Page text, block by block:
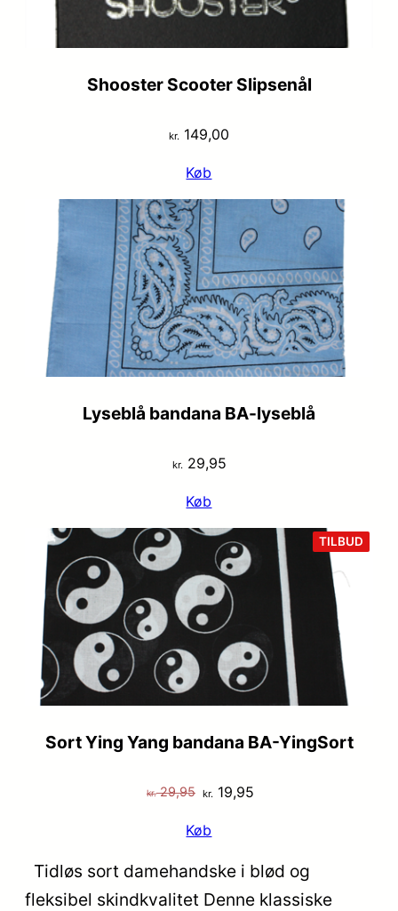
Shooster Scooter Slipsenål
kr. 149,00
Køb
Lyseblå bandana BA-lyseblå
kr.29,95
Køb
TILBUD
PÅ
Sort Ying Yang bandana BA-YingSort
kr.29,95 Den
pris
var:
kr. 19,95
er:
kr. 19,95.
Køb
Tidløs sort damehandske i blød og
fleksibel skindkvalitet Denne klassiske